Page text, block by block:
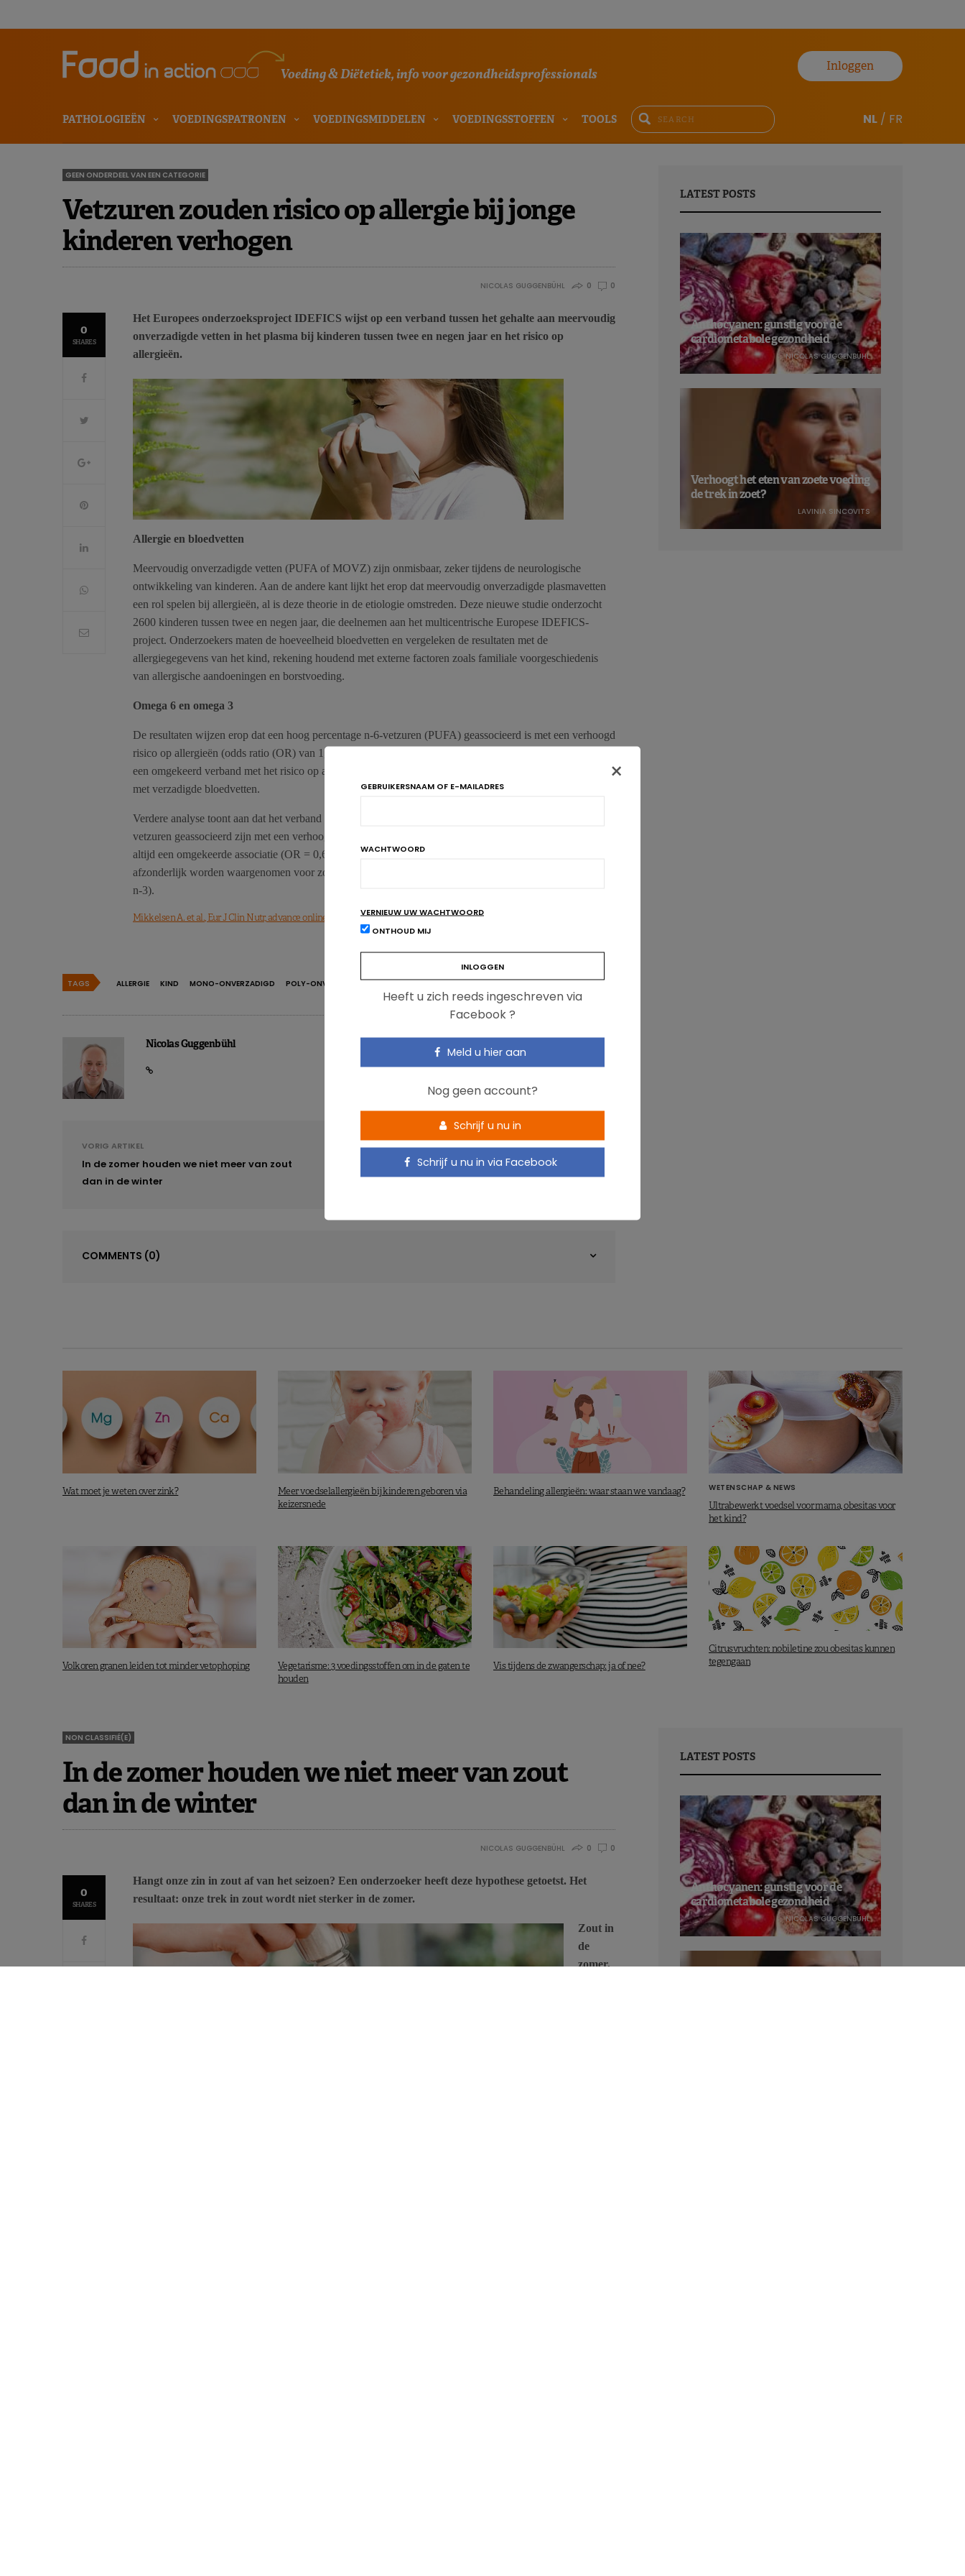
Voeding & Diëtetiek, info voor gezondheidsprofessionals
Inloggen
PATHOLOGIEËN VOEDINGSPATRONEN VOEDINGSMIDDELEN VOEDINGSSTOFFEN TOOLS NL / FR
GEEN ONDERDEEL VAN EEN CATEGORIE
Vetzuren zouden risico op allergie bij jonge
kinderen verhogen
NICOLAS GUGGENBÜHL 0 0
0
SHARES
Het Europees onderzoeksproject IDEFICS wijst op een verband tussen het gehalte aan meervoudig
onverzadigde vetten in het plasma bij kinderen tussen twee en negen jaar en het risico op
allergieën.
Allergie en bloedvetten
Meervoudig onverzadigde vetten (PUFA of MOVZ) zijn onmisbaar, zeker tijdens de neurologische
ontwikkeling van kinderen. Aan de andere kant lijkt het erop dat meervoudig onverzadigde plasmavetten
een rol spelen bij allergieën, al is deze theorie in de etiologie omstreden. Deze nieuwe studie onderzocht
2600 kinderen tussen twee en negen jaar, die deelnemen aan het multicentrische Europese IDEFICS-
project. Onderzoekers maten de hoeveelheid bloedvetten en vergeleken de resultaten met de
allergiegegevens van het kind, rekening houdend met externe factoren zoals familiale voorgeschiedenis
van allergische aandoeningen en borstvoeding.
Omega 6 en omega 3
De resultaten wijzen erop dat een hoog percentage n-6-vetzuren (PUFA) geassocieerd is met een verhoogd
risico op allergieën (odds ratio (OR) van 1,21). Bij MUFA’s (enkelvoudige onverzadigde vetten) zien we
een omgekeerd verband met het risico op allergieën (OR = 0,75). We zien geen enkel oorzakelijk verband
met verzadigde bloedvetten.
Verdere analyse toont aan dat het verband nog duidelijker is bij kinderen jonger dan vier, bij wie de n-3-
vetzuren geassocieerd zijn met een verhoogd risico op allergieën (OR = 1,62). De MUFA’s tonen nog
altijd een omgekeerde associatie (OR = 0,63). De onderzoekers benadrukken dat deze verbanden
afzonderlijk worden waargenomen voor zowel docosapentaeenzuur (C22:5 n-3) als voor oliezuur (C18:5
n-3).
Mikkelsen A. et al., Eur J Clin Nutr, advance online publication 21 September 2016.
TAGS ALLERGIE KIND MONO-ONVERZADIGD POLY-ONVERZADIGD VETTEN VETZUREN
Nicolas Guggenbühl
VORIG ARTIKEL
In de zomer houden we niet meer van zout
dan in de winter
VOLGENDE ARTIKEL
Darmmicrobiota: sleutelfactor in de strijd
tegen ondervoeding?
COMMENTS (0)
LATEST POSTS
Anthocyanen: gunstig voor de
cardiometabole gezondheid
NICOLAS GUGGENBÜHL
Verhoogt het eten van zoete voeding
de trek in zoet?
LAVINIA SINCOVITS
Wat moet je weten over zink?
Meer voedselallergieën bij kinderen geboren via
keizersnede
Behandeling allergieën: waar staan we vandaag? WETENSCHAP & NEWS
Ultrabewerkt voedsel voor mama, obesitas voor
het kind?
Volkoren granen leiden tot minder vetophoping
Vegetarisme: 3 voedingsstoffen om in de gaten te
houden
Vis tijdens de zwangerschap: ja of nee?
Citrusvruchten: nobiletine zou obesitas kunnen
tegengaan
NON CLASSIFIÉ(E)
In de zomer houden we niet meer van zout
dan in de winter
NICOLAS GUGGENBÜHL 0 0
0
SHARES
Hangt onze zin in zout af van het seizoen? Een onderzoeker heeft deze hypothese getoetst. Het
resultaat: onze trek in zout wordt niet sterker in de zomer.
Zout in
de
zomer,
LATEST POSTS
Anthocyanen: gunstig voor de
cardiometabole gezondheid
NICOLAS GUGGENBÜHL
×
GEBRUIKERSNAAM OF E-MAILADRES
WACHTWOORD
VERNIEUW UW WACHTWOORD
ONTHOUD MIJ
Heeft u zich reeds ingeschreven via
Facebook ?
Meld u hier aan
Nog geen account?
Schrijf u nu in
Schrijf u nu in via Facebook